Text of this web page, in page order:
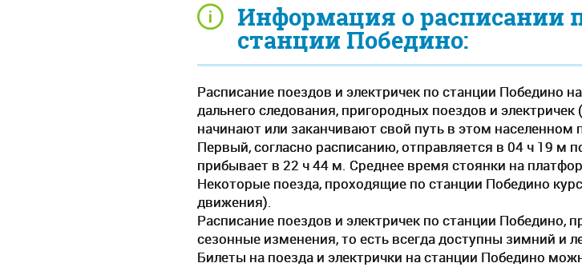
Информация о расписании
станции Победино:
Расписание поездов и электричек по станции Победино
дальнего следования, пригородных поездов и
начинают или заканчивают свой путь в этом
Первый, согласно расписанию, отправляется в 04 ч 19 м
прибывает в 22 ч 44 м. Среднее время стоянки на
Некоторые поезда, проходящие по станции Победино
движения).
Расписание поездов и электричек по станции Победино,
сезонные изменения, то есть всегда доступны зимний и
Билеты на поезда и электрички на станции Победино